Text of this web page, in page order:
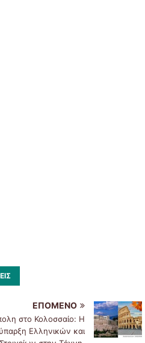
ΕΠΌΜΕΝΟ
στο Κολοσσαίο: Η
Ελληνικών και